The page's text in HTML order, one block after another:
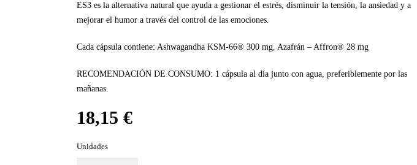
ES3 es la alternativa natural que ayuda a gestionar el estrés, disminuir la tensión, la ansiedad y a
mejorar el humor a través del control de las emociones.
Cada cápsula contiene: Ashwagandha KSM-66® 300 mg, Azafrán – Affron® 28 mg
RECOMENDACIÓN DE CONSUMO: 1 cápsula al día junto con agua, preferiblemente por las
mañanas.
18,15€
Unidades